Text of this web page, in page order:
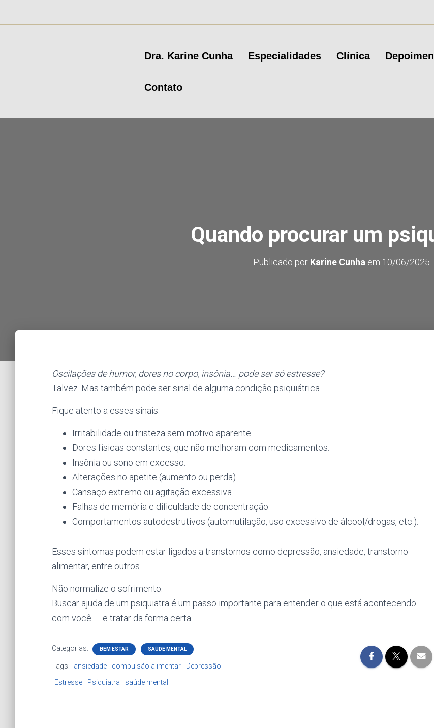
Dra. Karine Cunha Especialidades Clínica
Contato
Quando procurar um
Publicado por Karine Cunha em 10/06/2025
Oscilações de humor, dores no corpo, insônia… pode ser só estresse?
Talvez. Mas também pode ser sinal de alguma condição psiquiátrica.
Fique atento a esses sinais:
Irritabilidade ou tristeza sem motivo aparente.
Dores físicas constantes, que não melhoram com medicamentos.
Insônia ou sono em excesso.
Alterações no apetite (aumento ou perda).
Cansaço extremo ou agitação excessiva.
Falhas de memória e dificuldade de concentração.
Comportamentos autodestrutivos (automutilação, uso excessivo de álcool/drogas, etc.).
Esses sintomas podem estar ligados a transtornos como depressão, ansiedade, transtorno
alimentar, entre outros.
Não normalize o sofrimento.
Buscar ajuda de um psiquiatra é um passo importante para entender o que está acontecendo
com você — e tratar da forma certa.
Categorias: BEM ESTAR SAÚDE MENTAL
Tags: ansiedade compulsão alimentar
Depressão
Estresse
Psiquiatra saúde mental